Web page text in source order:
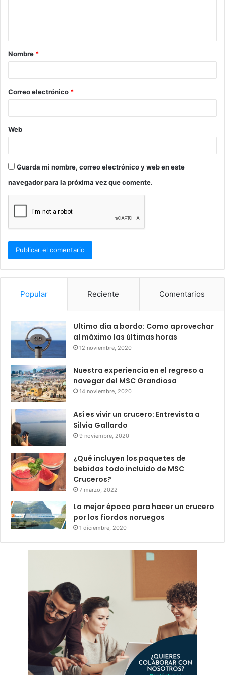
a
r
*
Nombre *
Correo electrónico *
Web
Guarda mi nombre, correo electrónico y web en este
navegador para la próxima vez que comente.
Popular Reciente Comentarios
Ultimo día a bordo: Como aprovechar
al máximo las últimas horas
12 noviembre, 2020
Nuestra experiencia en el regreso a
navegar del MSC Grandiosa
14 noviembre, 2020
Así es vivir un crucero: Entrevista a
Silvia Gallardo
9 noviembre, 2020
¿Qué incluyen los paquetes de
bebidas todo incluido de MSC
Cruceros?
7 marzo, 2022
La mejor época para hacer un crucero
por los fiordos noruegos
1 diciembre, 2020